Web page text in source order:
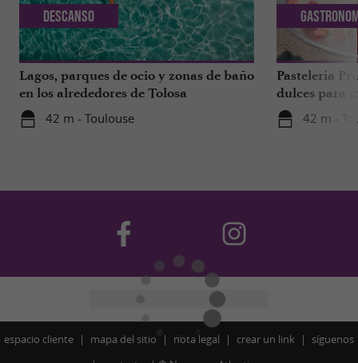
Lagos, parques de ocio y zonas de baño
en los alrededores de Tolosa
42 m - Toulouse
Descanso
Pastelería
dulces para
a 1 hora de
42 m -
espacio cliente mapa del sitio nota legal crear un link
síguenos